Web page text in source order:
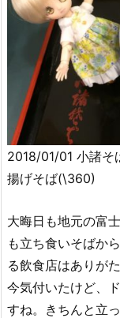
2018/01/01 小諸そ
揚げそば(\360)
大晦日も地元の富
も立ち食いそばか
る飲食店はありが
今気付いたけど、
すね。きちんと立